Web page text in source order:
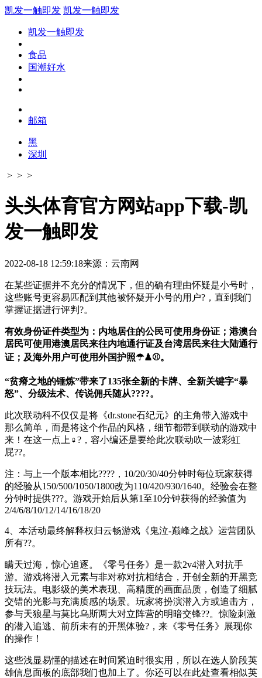
凯发一触即发 凯发一触即发
凯发一触即发
食品
国潮好水
邮箱
黑
深圳
> > >
头头体育官方网站app下载-凯
发一触即发
2022-08-18 12:59:18来源：云南网
在某些证据并不充分的情况下，但的确有理由怀疑是小号时，
这些账号更容易匹配到其他被怀疑开小号的用户?，直到我们
掌握证据进行评判?。
有效身份证件类型为：内地居住的公民可使用身份证；港澳台
居民可使用港澳居民来往内地通行证及台湾居民来往大陆通行
证；及海外用户可使用外国护照☂♟⚾。
“贫瘠之地的锤炼”带来了135张全新的卡牌、全新关键字“暴
怒”、分级法术、传说佣兵随从????。
此次联动科不仅仅是将《dr.stone石纪元》的主角带入游戏中
那么简单，而是将这个作品的风格，细节都带到联动的游戏中
来！在这一点上♀?，容小编还是要给此次联动吹一波彩虹
屁??。
注：与上一个版本相比????，10/20/30/40分钟时每位玩家获得
的经验从150/500/1050/1800改为110/420/930/1640。经验会在整
分钟时提供???。游戏开始后从第1至10分钟获得的经验值为
2/4/6/8/10/12/14/16/18/20
4、本活动最终解释权归云畅游戏《鬼泣-巅峰之战》运营团队
所有??。
瞒天过海，惊心追逐。《零号任务》是一款2v4潜入对抗手
游。游戏将潜入元素与非对称对抗相结合，开创全新的开黑竞
技玩法。电影级的美术表现、高精度的画面品质，创造了细腻
交错的光影与充满质感的场景。玩家将扮演潜入方或追击方，
参与天狼星与莫比乌斯两大对立阵营的明暗交锋??。惊险刺激
的潜入追逃、前所未有的开黑体验?，来《零号任务》展现你
的操作！
这些浅显易懂的描述在时间紧迫时很实用，所以在选人阶段英
雄信息面板的底部我们也加上了。你还可以在此处查看相似英